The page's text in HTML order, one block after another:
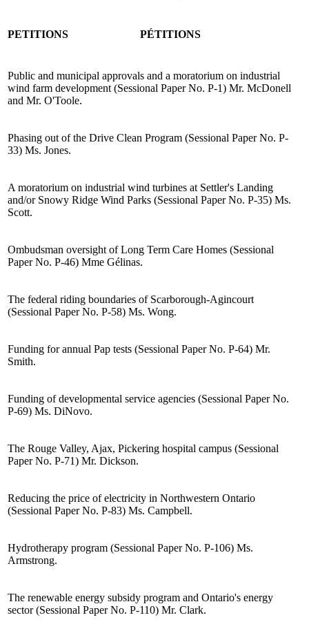
PETITIONS PÉTITIONS
Public and municipal approvals and a moratorium on industrial
wind farm development (Sessional Paper No. P-1) Mr. McDonell
and Mr. O'Toole.
Phasing out of the Drive Clean Program (Sessional Paper No. P-
33) Ms. Jones.
A moratorium on industrial wind turbines at Settler's Landing
and/or Snowy Ridge Wind Parks (Sessional Paper No. P-35) Ms.
Scott.
Ombudsman oversight of Long Term Care Homes (Sessional
Paper No. P-46) Mme Gélinas.
The federal riding boundaries of Scarborough-Agincourt
(Sessional Paper No. P-58) Ms. Wong.
Funding for annual Pap tests (Sessional Paper No. P-64) Mr.
Smith.
Funding of developmental service agencies (Sessional Paper No.
P-69) Ms. DiNovo.
The Rouge Valley, Ajax, Pickering hospital campus (Sessional
Paper No. P-71) Mr. Dickson.
Reducing the price of electricity in Northwestern Ontario
(Sessional Paper No. P-83) Ms. Campbell.
Hydrotherapy program (Sessional Paper No. P-106) Ms.
Armstrong.
The renewable energy subsidy program and Ontario's energy
sector (Sessional Paper No. P-110) Mr. Clark.